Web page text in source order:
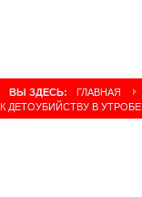
ВЫ ЗДЕСЬ: ГЛАВНАЯ
К ДЕТОУБИЙСТВУ В УТРОБЕ